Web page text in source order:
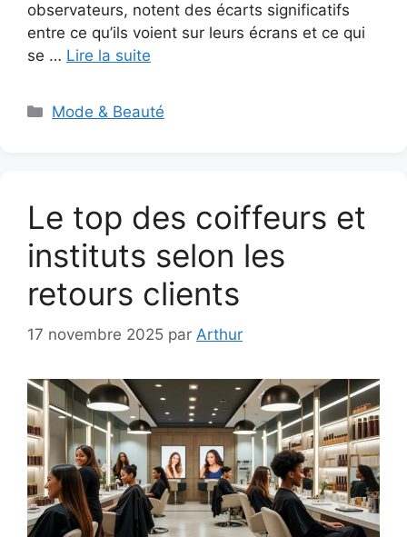
observateurs, notent des écarts significatifs
entre ce qu’ils voient sur leurs écrans et ce qui
se … Lire la suite
Catégories
Mode & Beauté
Le top des coiffeurs et
instituts selon les
retours clients
17 novembre 2025 par Arthur